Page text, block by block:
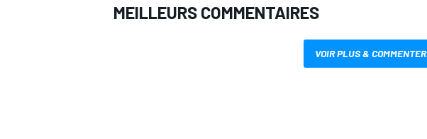
MEILLEURS COMMENTAIRES
VOIR PLUS & COMMENTER